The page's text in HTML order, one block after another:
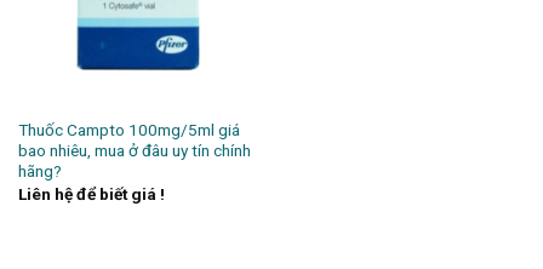
Thuốc Campto 100mg/5ml giá
bao nhiêu, mua ở đâu uy tín chính
hãng?
Liên hệ để biết giá !